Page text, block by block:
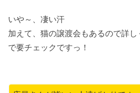
いや～、凄い汗
加えて、猫の譲渡会もあるので詳
で要チェックですっ！